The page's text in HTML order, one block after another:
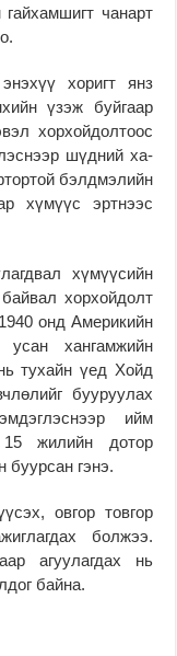
чанарт
хоригт янз
үзэж буйгаар
хорхойдолтоос
шүдний ха­
бэлдмэлийн
хүмүүс эртнээс
хүмүүсийн
хорхойдолт
онд Америкийн
хан­гамжийн
тухайн үед Хойд
буу­­руулах
ийм
15 жилийн дотор
буурсан гэнэ.
овгор товгор
бол­жээ.
агуулагдах нь
байна.